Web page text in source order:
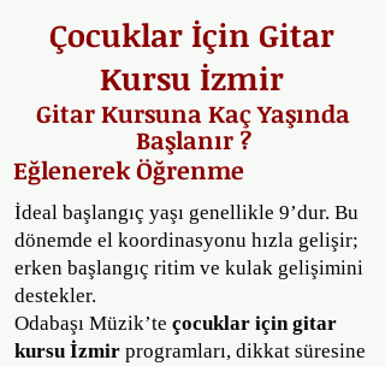
Çocuklar İçin Gitar
Kursu İzmir
Gitar Kursuna Kaç Yaşında
Başlanır ?
Eğlenerek Öğrenme
İdeal başlangıç yaşı genellikle 9’dur. Bu
dönemde el koordinasyonu hızla gelişir;
erken başlangıç ritim ve kulak gelişimini
destekler.
Odabaşı Müzik’te çocuklar için gitar
kursu İzmir programları, dikkat süresine